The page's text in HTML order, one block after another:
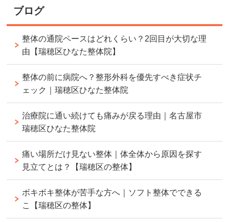
ブログ
整体の通院ペースはどれくらい？2回目が大切な理
由【瑞穂区ひなた整体院】
整体の前に病院へ？整形外科を優先すべき症状チ
ェック｜瑞穂区ひなた整体院
治療院に通い続けても痛みが戻る理由｜名古屋市
瑞穂区ひなた整体院
痛い場所だけ見ない整体｜体全体から原因を探す
見立てとは？【瑞穂区の整体】
ボキボキ整体が苦手な方へ｜ソフト整体でできる
こ【瑞穂区の整体】